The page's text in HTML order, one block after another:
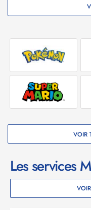
VOIR
Les services